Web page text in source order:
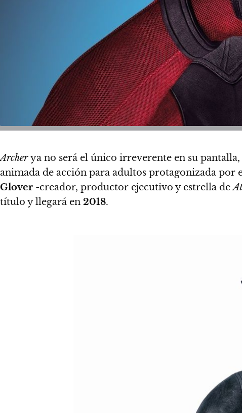
Archerya no será el único irreverente en su pantalla,
animada de acción para adultos protagonizada por
Glover -creador, productor ejecutivo y estrella de
título y llegará en 2018.